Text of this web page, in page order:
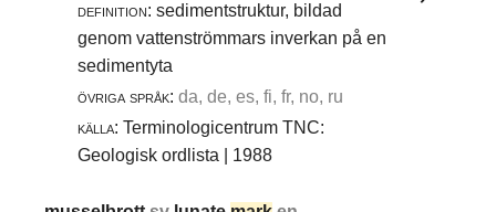
definition: sedimentstruktur, bildad
genom vattenströmmars inverkan på en
sedimentyta
övriga språk: da, de, es, fi, fr, no, ru
källa: Terminologicentrum TNC:
Geologisk ordlista | 1988